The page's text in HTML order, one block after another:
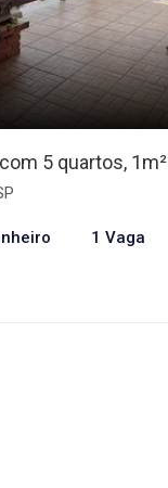
5 quartos, 1m²
1 Vaga